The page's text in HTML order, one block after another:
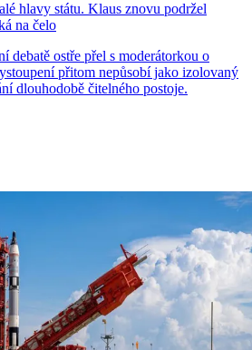
hlavy státu. Klaus znovu podržel
na čelo
debatě ostře přel s moderátorkou o
přitom nepůsobí jako izolovaný
dlouhodobě čitelného postoje.